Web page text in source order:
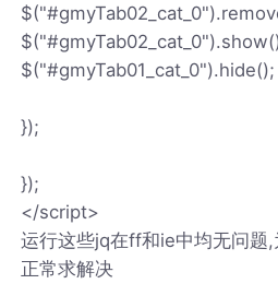
$("#gmyTab01_cat_0").hide();
});
});
</script>
运行这些jq在ff和ie中均无问题
正常求解决